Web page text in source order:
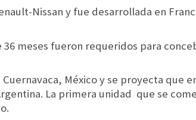
Nissan y fue desarrollada en
meses fueron requeridos para
México y se proyecta que
La primera unidad que se